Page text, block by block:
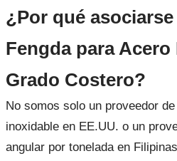
¿Por qué
Fengda para
Grado Costero?
No somos solo un proveedor
inoxidable en EE.UU. o un
angular por tonelada en